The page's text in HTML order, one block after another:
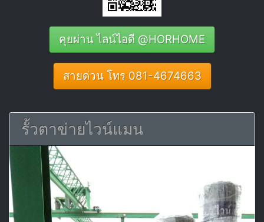
คุยผ่าน ไลน์ไอดี @HORHOME
สายด่วน โทร 081-4674663
รั้วตาข่ายไวน์แมน